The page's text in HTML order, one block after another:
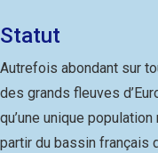
Statut
Autrefois abondant sur
des grands fleuves
qu’une unique
partir du bassin français